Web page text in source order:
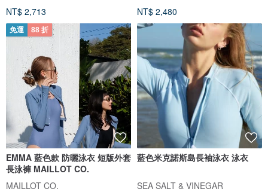
NT$ 2,713
NT$ 2,480
免運 88 折
EMMA 藍色款 防曬泳衣 短版外套
長泳褲 MAILLOT CO.
MAILLOT CO.
藍色米克諾斯島長袖泳衣 泳衣
SEA SALT & VINEGAR